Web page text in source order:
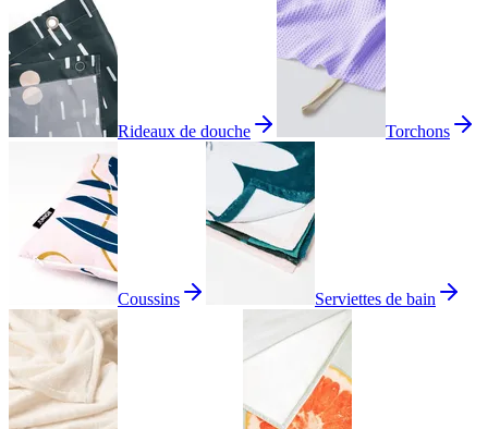
Rideaux de douche Torchons
Coussins Serviettes de bain